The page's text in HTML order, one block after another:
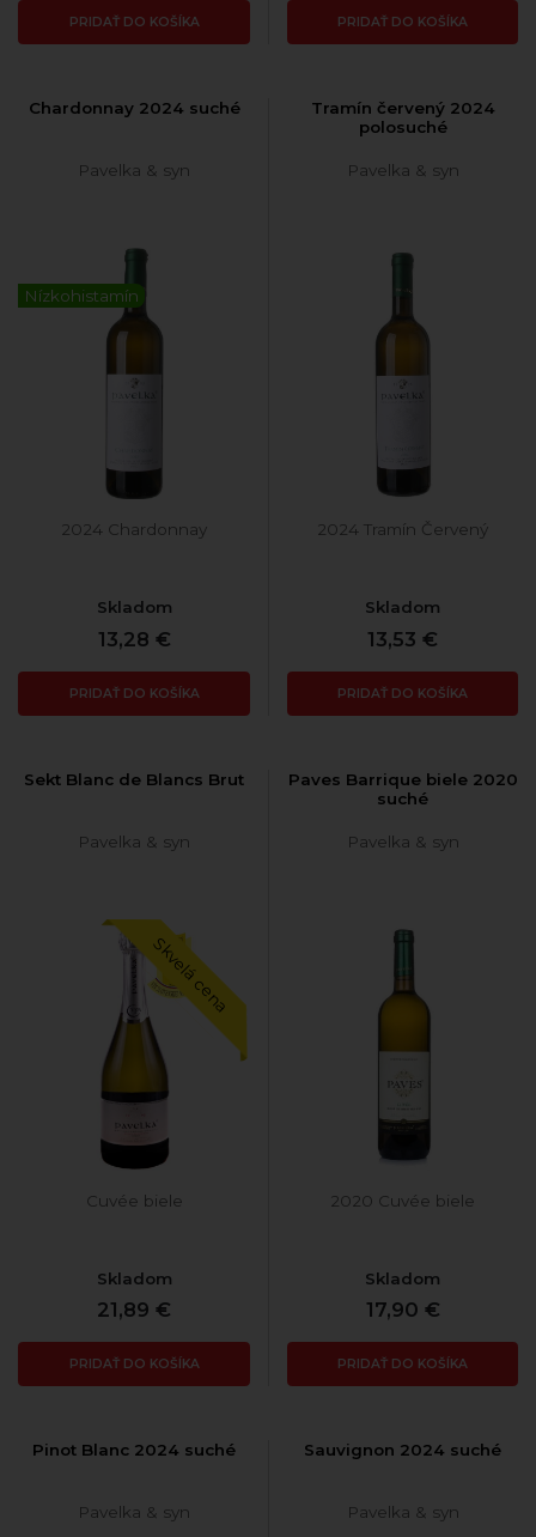
PRIDAŤ DO KOŠÍKA PRIDAŤ DO KOŠÍKA
Chardonnay 2024 suché
Pavelka & syn
Nízkohistamín
2024 Chardonnay
Skladom
13,28 €
PRIDAŤ DO KOŠÍKA
Tramín červený 2024
polosuché
Pavelka & syn
2024 Tramín Červený
Skladom
13,53 €
PRIDAŤ DO KOŠÍKA
Sekt Blanc de Blancs Brut
Pavelka & syn
Skvelá cena
Cuvée biele
Skladom
21,89 €
PRIDAŤ DO KOŠÍKA
Paves Barrique biele 2020
suché
Pavelka & syn
2020 Cuvée biele
Skladom
17,90 €
PRIDAŤ DO KOŠÍKA
Pinot Blanc 2024 suché
Pavelka & syn
Sauvignon 2024 suché
Pavelka & syn